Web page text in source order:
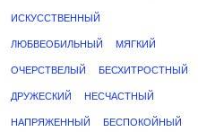
ИСКУССТВЕННЫЙ
ЛЮБВЕОБИЛЬНЫЙ МЯГКИЙ
ОЧЕРСТВЕЛЫЙ БЕСХИТРОСТНЫЙ
ДРУЖЕСКИЙ НЕСЧАСТНЫЙ
НАПРЯЖЕННЫЙ БЕСПОКОЙНЫЙ